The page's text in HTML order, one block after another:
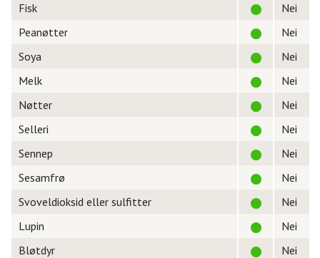
Fisk
Nei
Peanøtter
Nei
Soya
Nei
Melk
Nei
Nøtter
Nei
Selleri
Nei
Sennep
Nei
Sesamfrø
Nei
Svoveldioksid eller sulfitter
Nei
Lupin
Nei
Bløtdyr
Nei